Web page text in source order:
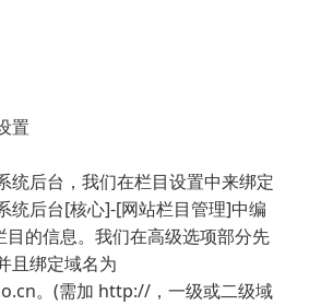
置
统后台，我们在栏目设置中来绑定
统后台[核心]-[网站栏目管理]中编
目的信息。我们在高级选项部分先
且绑定域名为
。(需加 http://，一级或二级域